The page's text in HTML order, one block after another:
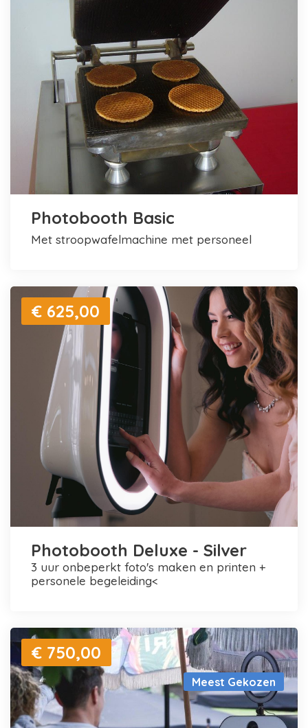
Photobooth Basic
met stroopwafelmachine met personeel
€ 625,00
Photobooth Deluxe - Silver
3 uur onbeperkt foto's maken en printen +
personele begeleiding<
Meest Gekozen
€ 750,00